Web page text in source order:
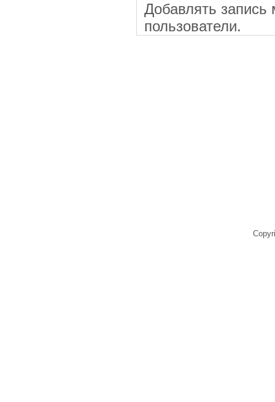
Добавлять запись
пользователи.